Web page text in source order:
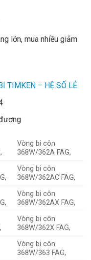
lớn, mua nhiều giảm
TIMKEN – HỆ SỐ LẺ
Vòng bi côn
368W/362A FAG,
Vòng bi côn
368W/362AC FAG,
Vòng bi côn
368W/362AX FAG,
Vòng bi côn
368W/362X FAG,
Vòng bi côn
368W/363 FAG,